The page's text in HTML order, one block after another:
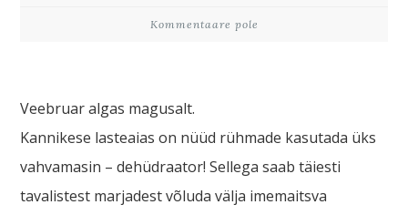
Kommentaare pole
Veebruar algas magusalt.
Kannikese lasteaias on nüüd rühmade kasutada üks
vahvamasin – dehüdraator! Sellega saab täiesti
tavalistest marjadest võluda välja imemaitsva